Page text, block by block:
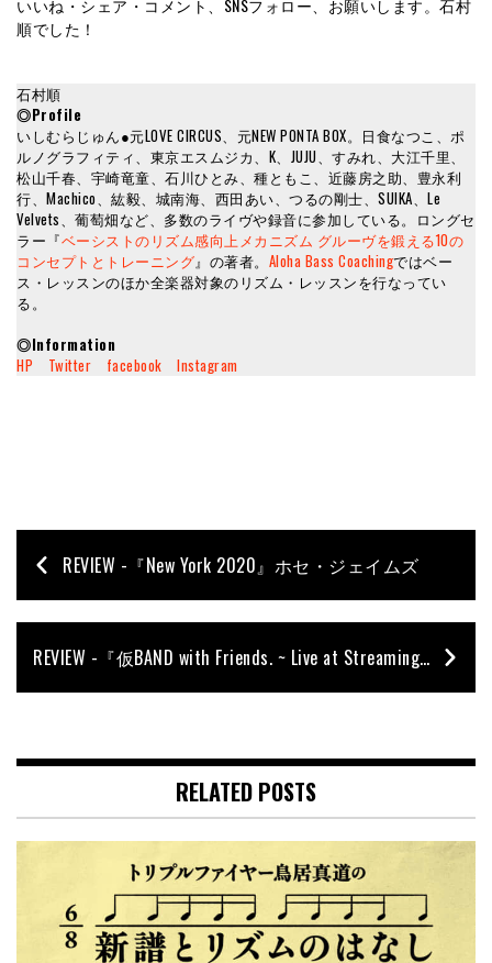
いいね・シェア・コメント、SNSフォロー、お願いします。石村
順でした！
石村順
◎Profile
いしむらじゅん●元LOVE CIRCUS、元NEW PONTA BOX。日食なつこ、ポ
ルノグラフィティ、東京エスムジカ、K、JUJU、すみれ、大江千里、
松山千春、宇崎竜童、石川ひとみ、種ともこ、近藤房之助、豊永利
行、Machico、紘毅、城南海、西田あい、つるの剛士、SUIKA、Le
Velvets、葡萄畑など、多数のライヴや録音に参加している。ロングセ
ラー『ベーシストのリズム感向上メカニズム グルーヴを鍛える10の
コンセプトとトレーニング』の著者。 Aloha Bass Coachingではベー
ス・レッスンのほか全楽器対象のリズム・レッスンを行なってい
る。
◎Information
HP
Twitter facebook Instagram
REVIEW -『New York 2020』ホセ・ジェイムズ
REVIEW -『仮BAND with Friends. ~ Live at Streaming ~』仮BAND
RELATED POSTS